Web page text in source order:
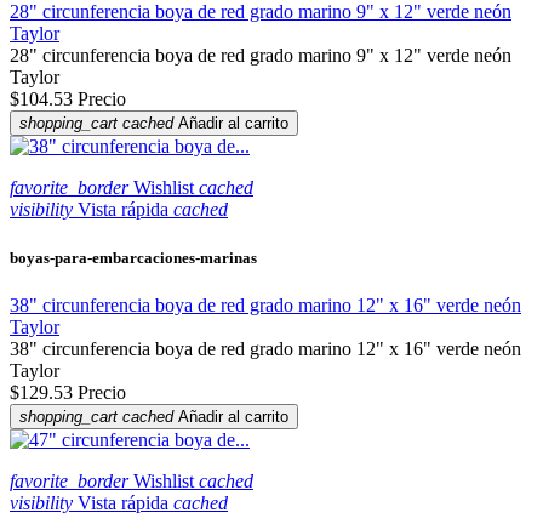
28" circunferencia boya de red grado marino 9" x 12" verde neón
Taylor
28" circunferencia boya de red grado marino 9" x 12" verde neón
Taylor
$104.53 Precio
shopping_cart cached Añadir al carrito
favorite_border Wishlist cached
visibility Vista rápida cached
boyas-para-embarcaciones-marinas
38" circunferencia boya de red grado marino 12" x 16" verde neón
Taylor
38" circunferencia boya de red grado marino 12" x 16" verde neón
Taylor
$129.53 Precio
shopping_cart cached Añadir al carrito
favorite_border Wishlist cached
visibility Vista rápida cached